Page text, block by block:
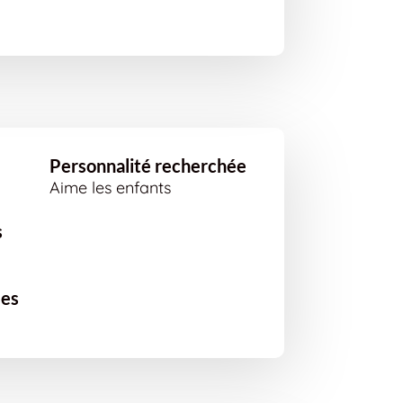
Personnalité recherchée
Aime les enfants